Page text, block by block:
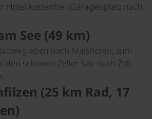
Hotel kostenfrei (Garagenplatz nach
See (49 km)
eben nach Maishofen, zum
den schönen Zeller See nach Zell
(25 km Rad, 17